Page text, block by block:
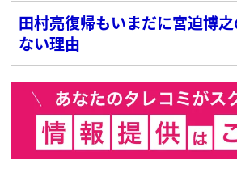
田村亮復帰もいまだに宮迫博
ない理由